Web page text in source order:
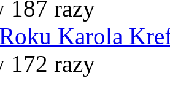
187 razy
Karola
172 razy